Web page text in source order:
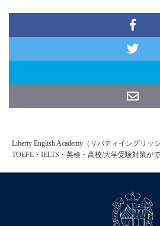
Liberty English Academy（リバティイングリッ
TOEFL・IELTS・英検・高校/大学受験対策が